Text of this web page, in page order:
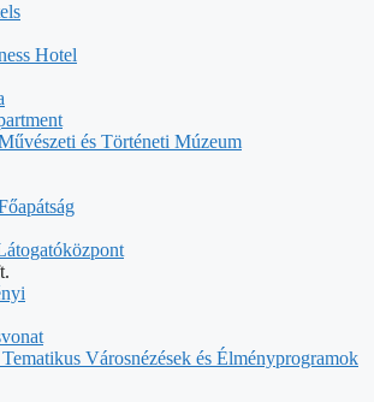
Hotel
és Történeti Múzeum
Városnézések és Élményprogramok